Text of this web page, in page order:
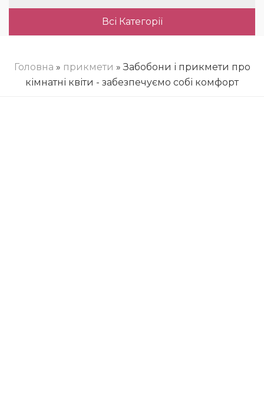
Всі Категорії
Головна » прикмети » Забобони і прикмети про
кімнатні квіти - забезпечуємо собі комфорт